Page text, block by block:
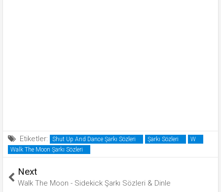
Etiketler: Shut Up And Dance Şarkı Sözleri Şarkı Sözleri
W
Walk The Moon Şarkı Sözleri
Next
Walk The Moon - Sidekick Şarkı Sözleri & Dinle